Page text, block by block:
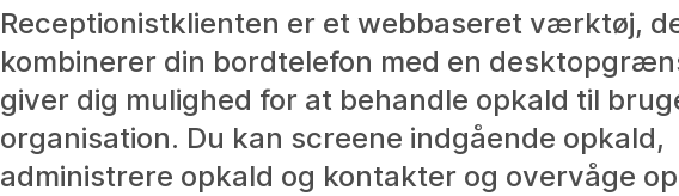
Receptionistklienten er et webbaseret værktøj,
kombinerer din bordtelefon med en
giver dig mulighed for at behandle opkald til
organisation. Du kan screene indgående opkald,
administrere opkald og kontakter og overvåge